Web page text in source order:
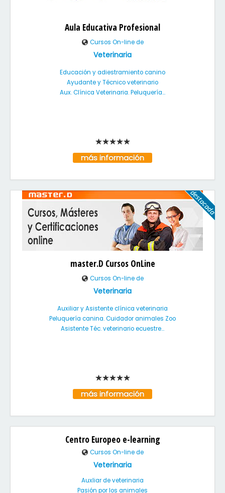
Aula Educativa Profesional
Cursos On-line de
Veterinaria
Educación y adiestramiento canino
Ayudante y Técnico veterinario
Aux. Clínica Veterinaria. Peluquería...
más información
master.D Cursos OnLine
Cursos On-line de
Veterinaria
Auxiliar y Asistente clínica veterinaria
Peluquería canina. Cuidador animales Zoo
Asistente Téc. veterinario ecuestre...
más información
Centro Europeo e-learning
Cursos On-line de
Veterinaria
Auxliar de veterinaria
Pasión por los animales